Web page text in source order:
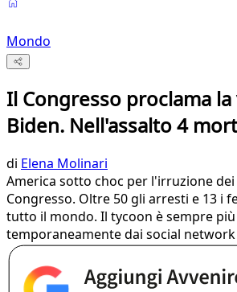
Mondo
Il Congresso proclama
Biden. Nell'assalto 4
di Elena Molinari
America sotto choc per l'irruzione
Congresso. Oltre 50 gli arresti e 13 i
tutto il mondo. Il tycoon è sempre
temporaneamente dai social network